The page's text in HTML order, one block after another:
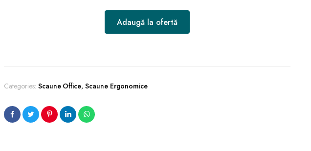
Adaugă la ofertă
Categories: Scaune Office,Scaune Ergonomice